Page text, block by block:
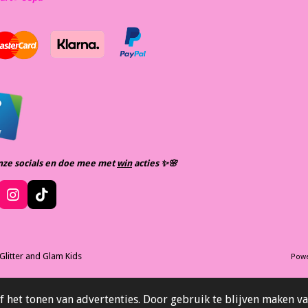
tonen van advertenties. Door gebruik te blijven maken
socials en doe mee metwinacties ✨️🌸
I
n
a
r
m
T
i
o
m
and Glam Kids